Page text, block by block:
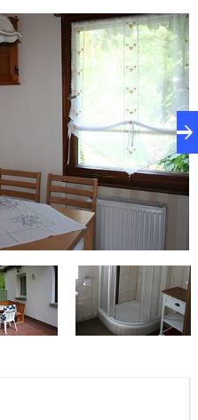
Die Ferienwohnung
Einfamilienhauses und
Eingang. Entspannung
im liebevoll